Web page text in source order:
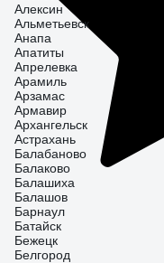
Алексин
Альметьевск
Анапа
Апатиты
Апрелевка
Арамиль
Арзамас
Армавир
Архангельск
Астрахань
Балабаново
Балаково
Балашиха
Балашов
Барнаул
Батайск
Бежецк
Белгород